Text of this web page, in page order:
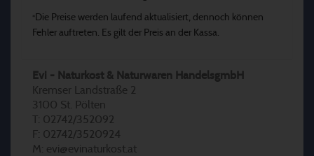
* Die Preise werden laufend aktualisiert, dennoch können
Fehler auftreten. Es gilt der Preis an der Kassa.
Evi - Naturkost & Naturwaren HandelsgmbH
Kremser Landstraße 2
3100 St. Pölten
T: 02742/352092
F: 02742/3520924
M: evi@evinaturkost.at